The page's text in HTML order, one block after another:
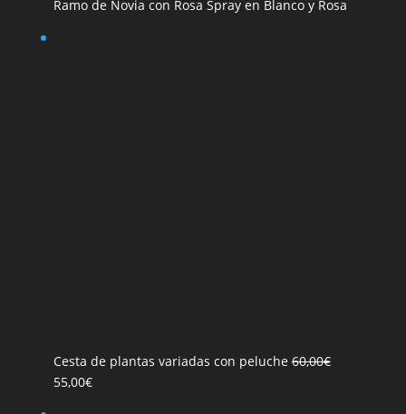
Ramo de Novia con Rosa Spray en Blanco y Rosa
Cesta de plantas variadas con peluche 60,00€
El
55,00€El